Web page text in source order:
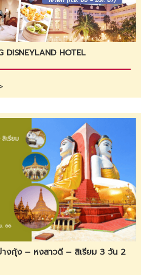
DISNEYLAND HOTEL
างกุ้ง – หงสาวดี – สิเรียม 3 วัน 2